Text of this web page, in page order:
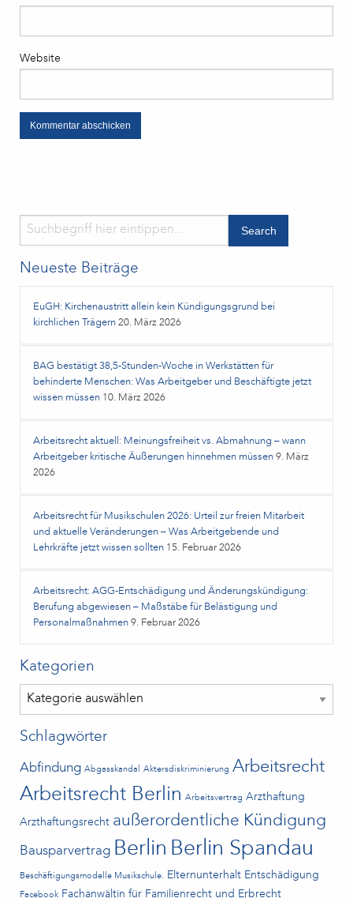
Website
Neueste Beiträge
EuGH: Kirchenaustritt allein kein Kündigungsgrund bei
kirchlichen Trägern 20. März 2026
BAG bestätigt 38,5‑Stunden‑Woche in Werkstätten für
behinderte Menschen: Was Arbeitgeber und Beschäftigte jetzt
wissen müssen 10. März 2026
Arbeitsrecht aktuell: Meinungsfreiheit vs. Abmahnung – wann
Arbeitgeber kritische Äußerungen hinnehmen müssen 9. März
2026
Arbeitsrecht für Musikschulen 2026: Urteil zur freien Mitarbeit
und aktuelle Veränderungen – Was Arbeitgebende und
Lehrkräfte jetzt wissen sollten 15. Februar 2026
Arbeitsrecht: AGG-Entschädigung und Änderungskündigung:
Berufung abgewiesen – Maßstäbe für Belästigung und
Personalmaßnahmen 9. Februar 2026
Kategorien
Kategorien
Schlagwörter
Abfindung Abgasskandal Aktersdiskriminierung Arbeitsrecht
Arbeitsrecht Berlin Arbeitsvertrag Arzthaftung
Arzthaftungsrecht außerordentliche Kündigung
Bausparvertrag Berlin Berlin Spandau
Beschäftigungsmodelle Musikschule. Elternunterhalt Entschädigung
Facebook Fachanwältin für Familienrecht und Erbrecht